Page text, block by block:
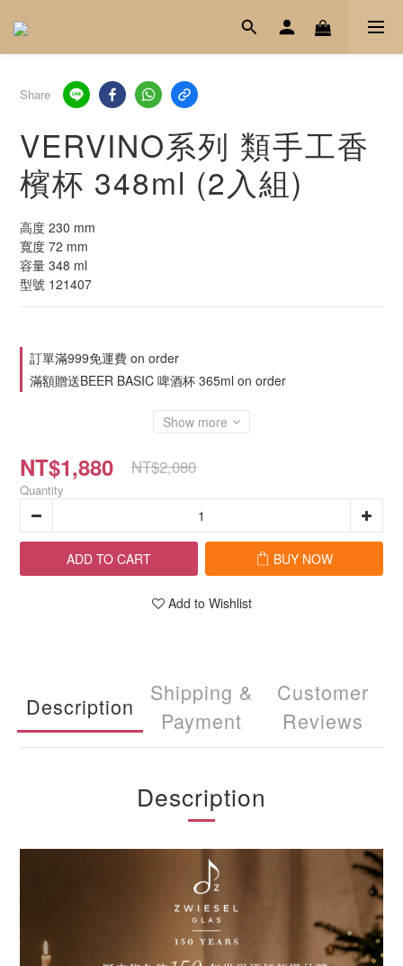
Share
VERVINO系列 類手工香
檳杯 348ml (2入組)
高度 230 mm
寬度 72 mm
容量 348 ml
型號 121407
訂單滿999免運費 on order
滿額贈送BEER BASIC 啤酒杯 365ml on order
Show more
NT$1,880 NT$2,080
Quantity
ADD TO CART BUY NOW
Add to Wishlist
Description
Shipping &
Payment
Customer
Reviews
Description